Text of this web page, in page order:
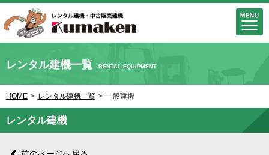
レンタル建機一覧 RENTAL EQUIPMENT
HOME > レンタル建機一覧 > 一般建機
レンタル建機